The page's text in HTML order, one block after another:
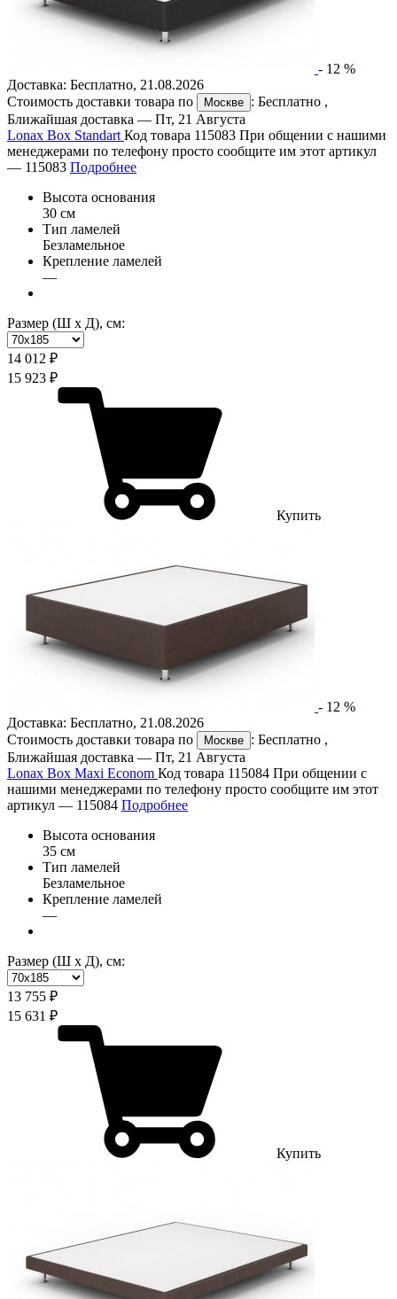
- 12 %
Доставка: Бесплатно, 21.08.2026
Стоимость доставки товара по
Москве : Бесплатно ,
Ближайшая доставка — Пт, 21 Августа
Lonax Box Standart Код товара 115083 При общении с нашими
менеджерами по телефону просто сообщите им этот артикул
— 115083 Подробнее
Высота основания
30 см
Тип ламелей
Безламельное
Крепление ламелей
—
Размер (Ш х Д), см:
14 012 ₽
15 923 ₽
Купить
- 12 %
Доставка: Бесплатно, 21.08.2026
Стоимость доставки товара по
Москве : Бесплатно ,
Ближайшая доставка — Пт, 21 Августа
Lonax Box Maxi Econom Код товара 115084 При общении с
нашими менеджерами по телефону просто сообщите им этот
артикул — 115084 Подробнее
Высота основания
35 см
Тип ламелей
Безламельное
Крепление ламелей
—
Размер (Ш х Д), см:
13 755 ₽
15 631 ₽
Купить